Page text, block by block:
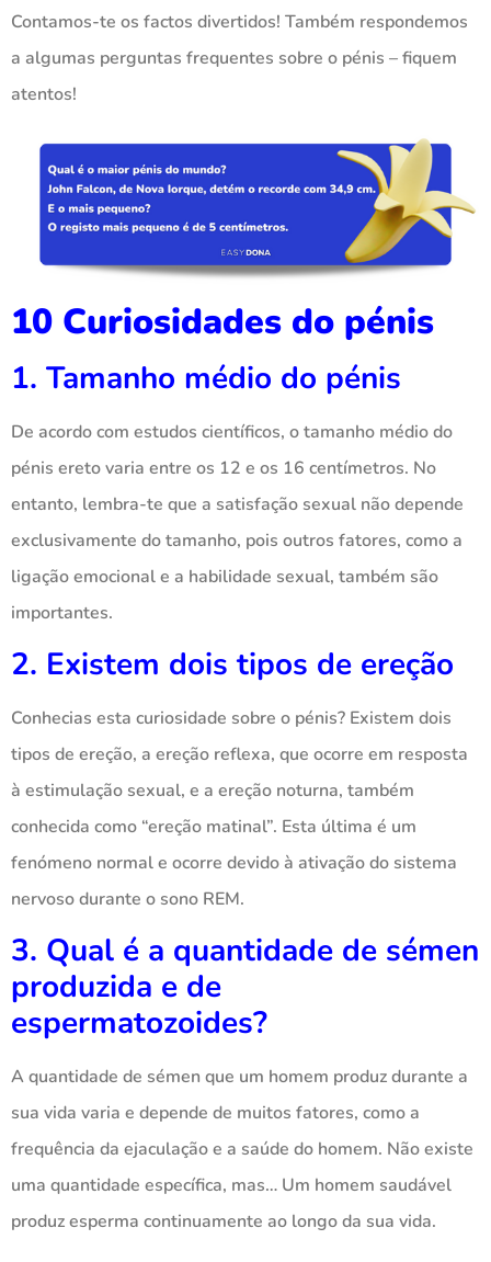
Contamos-te os factos divertidos! Também respondemos
a algumas perguntas frequentes sobre o pénis – fiquem
atentos!
10 Curiosidades do pénis
1. Tamanho médio do pénis
De acordo com estudos científicos, o tamanho médio do
pénis ereto varia entre os 12 e os 16 centímetros. No
entanto, lembra-te que a satisfação sexual não depende
exclusivamente do tamanho, pois outros fatores, como a
ligação emocional e a habilidade sexual, também são
importantes.
2. Existem dois tipos de ereção
Conhecias esta curiosidade sobre o pénis? Existem dois
tipos de ereção, a ereção reflexa, que ocorre em resposta
à estimulação sexual, e a ereção noturna, também
conhecida como “ereção matinal”. Esta última é um
fenómeno normal e ocorre devido à ativação do sistema
nervoso durante o sono REM.
3. Qual é a quantidade de sémen
produzida e de
espermatozoides?
A quantidade de sémen que um homem produz durante a
sua vida varia e depende de muitos fatores, como a
frequência da ejaculação e a saúde do homem. Não existe
uma quantidade específica, mas… Um homem saudável
produz esperma continuamente ao longo da sua vida.